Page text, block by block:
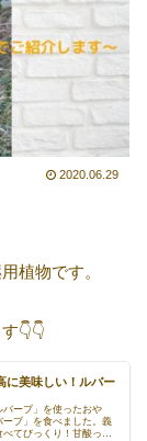
2020.06.29
植物です。
👇👇
に美味しい！ルバー
ーブ」を使ったおや
ブ」を食べました。義
てびっくり！甘酸っぱ